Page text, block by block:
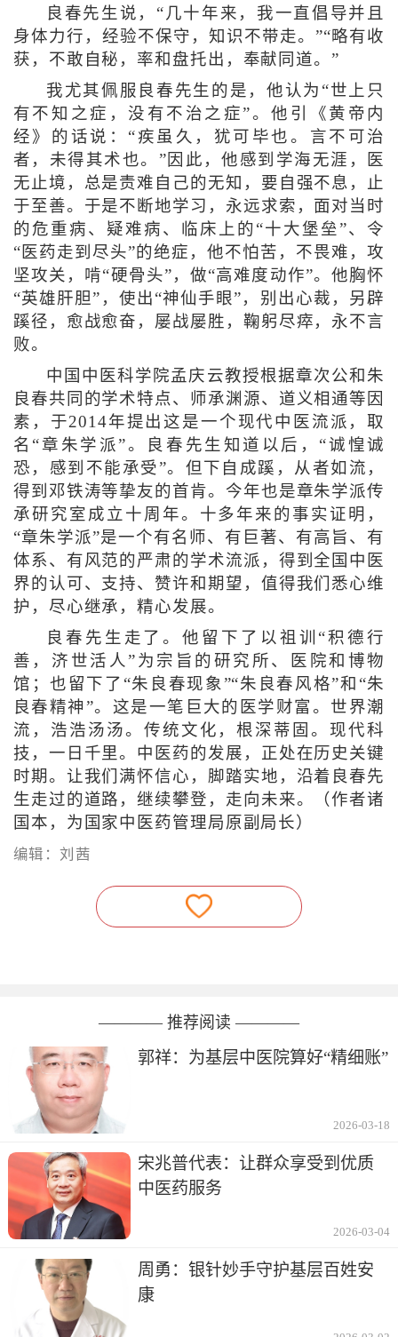
良春先生说，“几十年来，我一直倡导并且
身体力行，经验不保守，知识不带走。”“略有收
获，不敢自秘，率和盘托出，奉献同道。”
我尤其佩服良春先生的是，他认为“世上只
有不知之症，没有不治之症”。他引《黄帝内
经》的话说：“疾虽久，犹可毕也。言不可治
者，未得其术也。”因此，他感到学海无涯，医
无止境，总是责难自己的无知，要自强不息，止
于至善。于是不断地学习，永远求索，面对当时
的危重病、疑难病、临床上的“十大堡垒”、令
“医药走到尽头”的绝症，他不怕苦，不畏难，攻
坚攻关，啃“硬骨头”，做“高难度动作”。他胸怀
“英雄肝胆”，使出“神仙手眼”，别出心裁，另辟
蹊径，愈战愈奋，屡战屡胜，鞠躬尽瘁，永不言
败。
中国中医科学院孟庆云教授根据章次公和朱
良春共同的学术特点、师承渊源、道义相通等因
素，于2014年提出这是一个现代中医流派，取
名“章朱学派”。良春先生知道以后，“诚惶诚
恐，感到不能承受”。但下自成蹊，从者如流，
得到邓铁涛等挚友的首肯。今年也是章朱学派传
承研究室成立十周年。十多年来的事实证明，
“章朱学派”是一个有名师、有巨著、有高旨、有
体系、有风范的严肃的学术流派，得到全国中医
界的认可、支持、赞许和期望，值得我们悉心维
护，尽心继承，精心发展。
良春先生走了。他留下了以祖训“积德行
善，济世活人”为宗旨的研究所、医院和博物
馆；也留下了“朱良春现象”“朱良春风格”和“朱
良春精神”。这是一笔巨大的医学财富。世界潮
流，浩浩汤汤。传统文化，根深蒂固。现代科
技，一日千里。中医药的发展，正处在历史关键
时期。让我们满怀信心，脚踏实地，沿着良春先
生走过的道路，继续攀登，走向未来。
（作者诸
国本， 为国家中医药管理局原副局长）
编辑：刘茜
———— 推荐阅读 ————
郭祥：为基层中医院算好“精细账”
2026-03-18
宋兆普代表：让群众享受到优质
中医药服务
2026-03-04
周勇：银针妙手守护基层百姓安
康